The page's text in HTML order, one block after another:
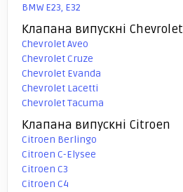
BMW E23, E32
Клапана випускні Chevrolet
Chevrolet Aveo
Chevrolet Cruze
Chevrolet Evanda
Chevrolet Lacetti
Chevrolet Tacuma
Клапана випускні Citroen
Citroen Berlingo
Citroen C-Elysee
Citroen C3
Citroen C4